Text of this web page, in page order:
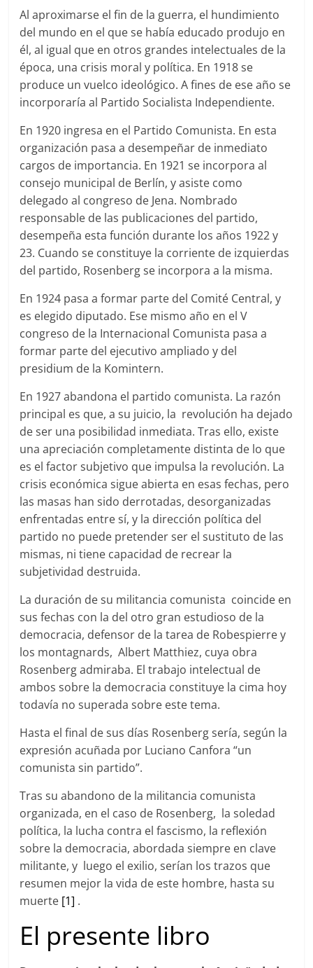
Al aproximarse el fin de la guerra, el hundimiento
del mundo en el que se había educado produjo en
él, al igual que en otros grandes intelectuales de la
época, una crisis moral y política. En 1918 se
produce un vuelco ideológico. A fines de ese año se
incorporaría al Partido Socialista Independiente.
En 1920 ingresa en el Partido Comunista. En esta
organización pasa a desempeñar de inmediato
cargos de importancia. En 1921 se incorpora al
consejo municipal de Berlín, y asiste como
delegado al congreso de Jena. Nombrado
responsable de las publicaciones del partido,
desempeña esta función durante los años 1922 y
23. Cuando se constituye la corriente de izquierdas
del partido, Rosenberg se incorpora a la misma.
En 1924 pasa a formar parte del Comité Central, y
es elegido diputado. Ese mismo año en el V
congreso de la Internacional Comunista pasa a
formar parte del ejecutivo ampliado y del
presidium de la Komintern.
En 1927 abandona el partido comunista. La razón
principal es que, a su juicio, la revolución ha dejado
de ser una posibilidad inmediata. Tras ello, existe
una apreciación completamente distinta de lo que
es el factor subjetivo que impulsa la revolución. La
crisis económica sigue abierta en esas fechas, pero
las masas han sido derrotadas, desorganizadas
enfrentadas entre sí, y la dirección política del
partido no puede pretender ser el sustituto de las
mismas, ni tiene capacidad de recrear la
subjetividad destruida.
La duración de su militancia comunista coincide en
sus fechas con la del otro gran estudioso de la
democracia, defensor de la tarea de Robespierre y
los montagnards, Albert Matthiez, cuya obra
Rosenberg admiraba. El trabajo intelectual de
ambos sobre la democracia constituye la cima hoy
todavía no superada sobre este tema.
Hasta el final de sus días Rosenberg sería, según la
expresión acuñada por Luciano Canfora “un
comunista sin partido”.
Tras su abandono de la militancia comunista
organizada, en el caso de Rosenberg, la soledad
política, la lucha contra el fascismo, la reflexión
sobre la democracia, abordada siempre en clave
militante, y luego el exilio, serían los trazos que
resumen mejor la vida de este hombre, hasta su
muerte [1] .
El presente libro